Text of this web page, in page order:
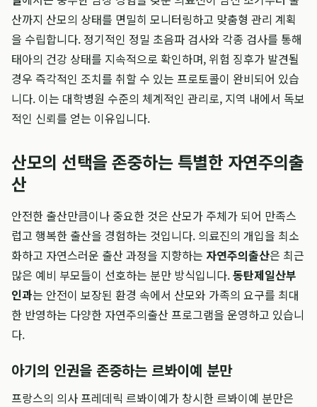
산까지 산모의 상태를 면밀히 모니터링하고 맞춤형 관리 계획
을 수립합니다. 정기적인 정밀 초음파 검사와 각종 검사를 통해
태아의 건강 상태를 지속적으로 확인하며, 위험 징후가 발견될
경우 즉각적인 조치를 취할 수 있는 프로토콜이 완비되어 있습
니다. 이는 대학병원 수준의 체계적인 관리로, 지역 내에서 독보
적인 신뢰를 얻는 이유입니다.
산모의 선택을 존중하는 특별한 자연주의출
산
안전한 출산만큼이나 중요한 것은 산모가 주체가 되어 만족스
럽고 행복한 출산을 경험하는 것입니다. 의료진의 개입을 최소
화하고 자연스러운 출산 과정을 지향하는 자연주의출산은 최근
많은 예비 부모들이 선호하는 분만 방식입니다.동탄제일산부
인과는 안전이 보장된 환경 속에서 산모와 가족의 요구를 최대
한 반영하는 다양한 자연주의출산 프로그램을 운영하고 있습니
다.
아기의 인권을 존중하는 르봐이예 분만
프랑스의 의사 프레데릭 르봐이예가 창시한 르봐이예 분만은